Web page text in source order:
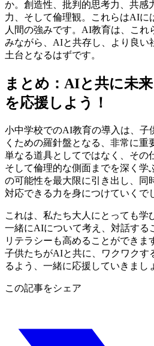
か。創造性、批判的思考力、共感
力、そして倫理観。これらはAIに
人間の強みです。AI教育は、これ
みながら、AIと共存し、より良い
土台となるはずです。
まとめ：AIと共に未
を応援しよう！
小中学校でのAI教育の導入は、子
くための羅針盤となる、非常に重
単なる道具としてではなく、その
そして倫理的な側面までを深く学
の可能性を最大限に引き出し、同
対応できる力を身につけていくで
これは、私たち大人にとっても学
一緒にAIについて考え、対話する
リテラシーも高めることができま
子供たちがAIと共に、ワクワクす
るよう、一緒に応援していきまし
この記事をシェア